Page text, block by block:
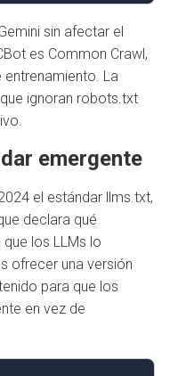
sin afectar el
es Common Crawl,
La
ignoran robots.txt
emergente
el estándar llms.txt,
declara qué
los LLMs lo
ofrecer una versión
para que los
en vez de